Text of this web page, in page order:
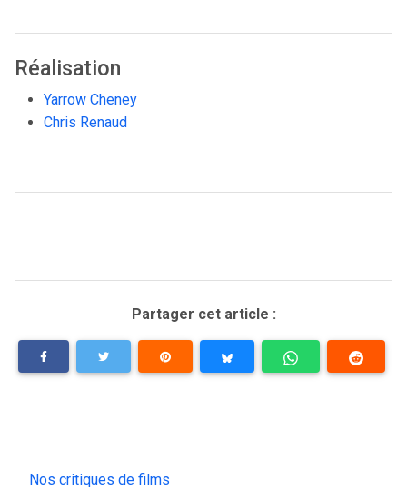
Réalisation
Yarrow Cheney
Chris Renaud
Partager cet article :
Nos critiques de films